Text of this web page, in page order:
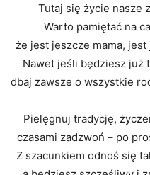
Tutaj się życie nasze
Warto pamiętać na
że jest jeszcze mama, jest
Nawet jeśli będziesz już
dbaj zawsze o wszystkie
Pielęgnuj tradycję,
czasami zadzwoń – po
Z szacunkiem odnoś się